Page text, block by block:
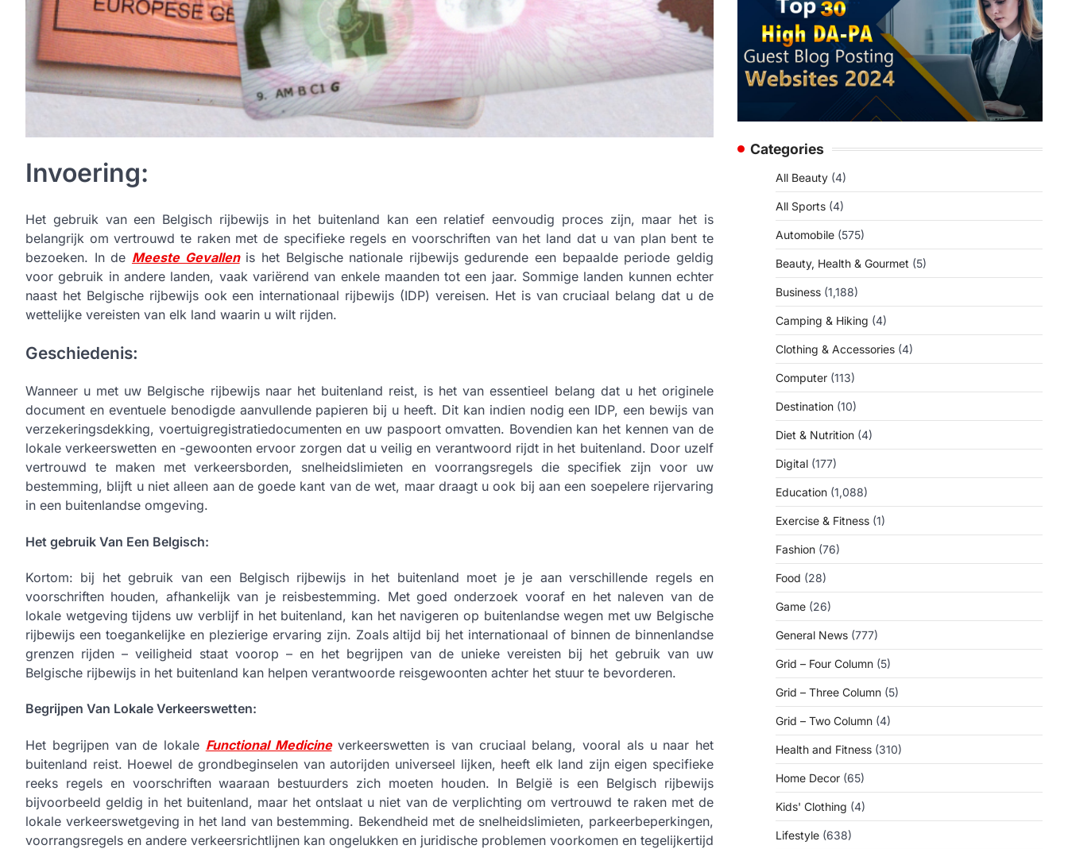
Invoering:
Het gebruik van een Belgisch rijbewijs in het buitenland kan een relatief eenvoudig proces zijn, maar het is
belangrijk om vertrouwd te raken met de specifieke regels en voorschriften van het land dat u van plan bent te
bezoeken. In de Meeste Gevallenis het Belgische nationale rijbewijs gedurende een bepaalde periode geldig
voor gebruik in andere landen, vaak variërend van enkele maanden tot een jaar. Sommige landen kunnen echter
naast het Belgische rijbewijs ook een internationaal rijbewijs (IDP) vereisen. Het is van cruciaal belang dat u de
wettelijke vereisten van elk land waarin u wilt rijden.
Geschiedenis:
Wanneer u met uw Belgische rijbewijs naar het buitenland reist, is het van essentieel belang dat u het originele
document en eventuele benodigde aanvullende papieren bij u heeft. Dit kan indien nodig een IDP, een bewijs van
verzekeringsdekking, voertuigregistratiedocumenten en uw paspoort omvatten. Bovendien kan het kennen van de
lokale verkeerswetten en -gewoonten ervoor zorgen dat u veilig en verantwoord rijdt in het buitenland. Door uzelf
vertrouwd te maken met verkeersborden, snelheidslimieten en voorrangsregels die specifiek zijn voor uw
bestemming, blijft u niet alleen aan de goede kant van de wet, maar draagt u ook bij aan een soepelere rijervaring
in een buitenlandse omgeving.
Het gebruik Van Een Belgisch:
Kortom: bij het gebruik van een Belgisch rijbewijs in het buitenland moet je je aan verschillende regels en
voorschriften houden, afhankelijk van je reisbestemming. Met goed onderzoek vooraf en het naleven van de
lokale wetgeving tijdens uw verblijf in het buitenland, kan het navigeren op buitenlandse wegen met uw Belgische
rijbewijs een toegankelijke en plezierige ervaring zijn. Zoals altijd bij het internationaal of binnen de binnenlandse
grenzen rijden – veiligheid staat voorop – en het begrijpen van de unieke vereisten bij het gebruik van uw
Belgische rijbewijs in het buitenland kan helpen verantwoorde reisgewoonten achter het stuur te bevorderen.
Begrijpen Van Lokale Verkeerswetten:
Het begrijpen van de lokale Functional Medicineverkeerswetten is van cruciaal belang, vooral als u naar het
buitenland reist. Hoewel de grondbeginselen van autorijden universeel lijken, heeft elk land zijn eigen specifieke
reeks regels en voorschriften waaraan bestuurders zich moeten houden. In België is een Belgisch rijbewijs
bijvoorbeeld geldig in het buitenland, maar het ontslaat u niet van de verplichting om vertrouwd te raken met de
lokale verkeerswetgeving in het land van bestemming. Bekendheid met de snelheidslimieten, parkeerbeperkingen,
voorrangsregels en andere verkeersrichtlijnen kan ongelukken en juridische problemen voorkomen en tegelijkertijd
Categories
All Beauty (4)
All Sports (4)
Automobile (575)
Beauty, Health & Gourmet (5)
Business (1,188)
Camping & Hiking (4)
Clothing & Accessories (4)
Computer (113)
Destination (10)
Diet & Nutrition (4)
Digital (177)
Education (1,088)
Exercise & Fitness (1)
Fashion (76)
Food (28)
Game (26)
General News (777)
Grid – Four Column (5)
Grid – Three Column (5)
Grid – Two Column (4)
Health and Fitness (310)
Home Decor (65)
Kids' Clothing (4)
Lifestyle (638)